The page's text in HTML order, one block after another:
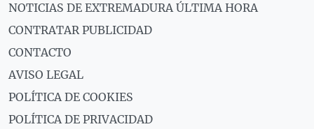
NOTICIAS DE EXTREMADURA ÚLTIMA HORA
CONTRATAR PUBLICIDAD
CONTACTO
AVISO LEGAL
POLÍTICA DE COOKIES
POLÍTICA DE PRIVACIDAD